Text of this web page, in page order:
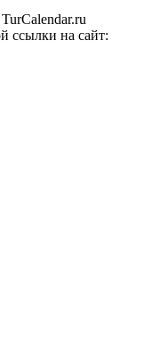
ссылки на сайт: